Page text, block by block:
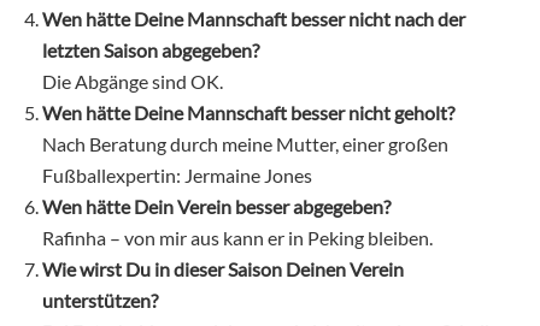
Wen hätte Deine Mannschaft besser nicht nach der
letzten Saison abgegeben?
Die Abgänge sind OK.
Wen hätte Deine Mannschaft besser nicht geholt?
Nach Beratung durch meine Mutter, einer großen
Fußballexpertin: Jermaine Jones
Wen hätte Dein Verein besser abgegeben?
Rafinha – von mir aus kann er in Peking bleiben.
Wie wirst Du in dieser Saison Deinen Verein
unterstützen?